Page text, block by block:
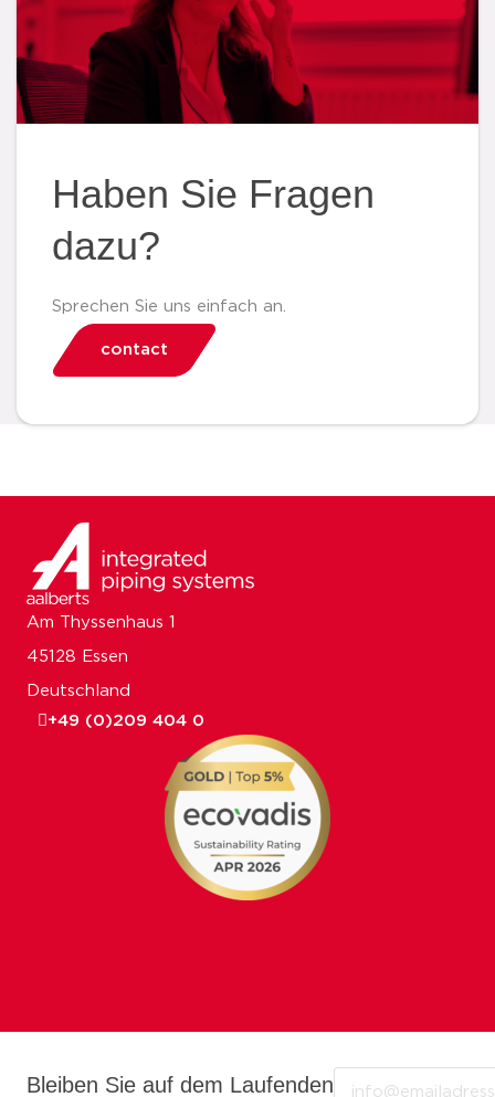
Haben Sie Fragen
dazu?
Sprechen Sie uns einfach an.
contact
Bleiben Sie auf dem Laufenden
Am Thyssenhaus 1
45128 Essen
Deutschland
+49 (0)209 404 0